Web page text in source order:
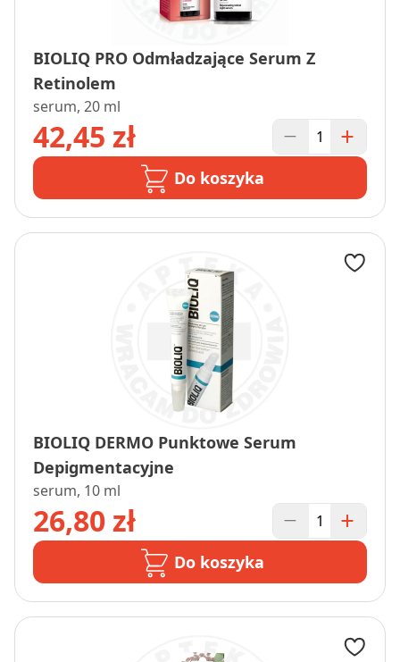
BIOLIQ PRO Odmładzające Serum Z
Retinolem
serum, 20 ml
42,45 zł
Do koszyka
BIOLIQ DERMO Punktowe Serum
Depigmentacyjne
serum, 10 ml
26,80 zł
Do koszyka